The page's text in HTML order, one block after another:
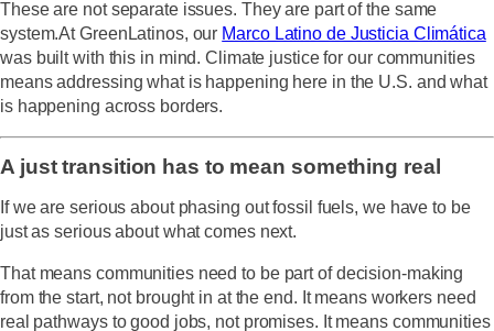
These are not separate issues. They are part of the same
system.At GreenLatinos, our Marco Latino de Justicia Climática
was built with this in mind. Climate justice for our communities
means addressing what is happening here in the U.S. and what
is happening across borders.
A just transition has to mean something real
If we are serious about phasing out fossil fuels, we have to be
just as serious about what comes next.
That means communities need to be part of decision-making
from the start, not brought in at the end. It means workers need
real pathways to good jobs, not promises. It means communities